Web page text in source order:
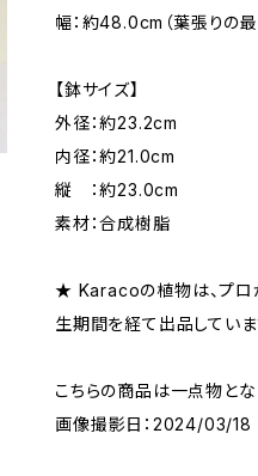
幅：約48.0cm（葉張りの最
【鉢サイズ】
外径：約23.2cm
内径：約21.0cm
縦 ：約23.0cm
素材：合成樹脂
★ Karacoの植物は、プロ
生期間を経て出品していま
こちらの商品は一点物とな
画像撮影日：2024/03/18